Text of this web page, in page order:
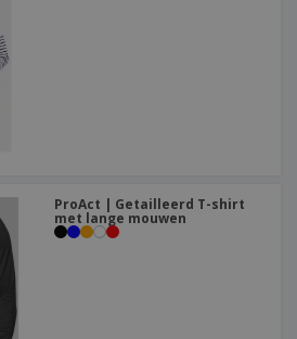
ProAct | Getailleerd T-shirt
met lange mouwen